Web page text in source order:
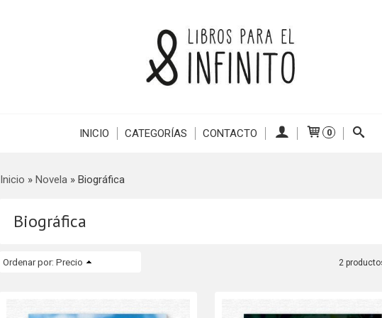
INICIO CATEGORÍAS CONTACTO 0
Inicio » Novela» Biográfica
Biográfica
Ordenar por: Precio 2